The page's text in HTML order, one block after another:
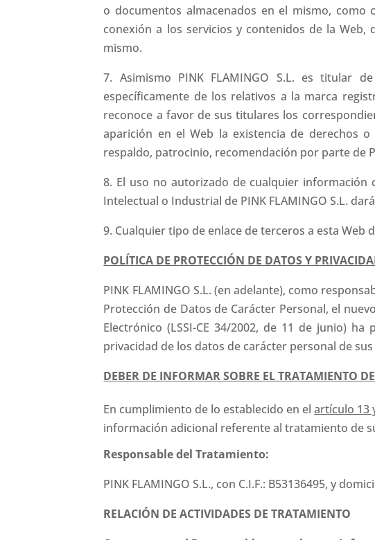
o documentos almacenados en el mismo,
conexión a los servicios y contenidos de la
mismo.
7. Asimismo PINK FLAMINGO S.L. es titular
específicamente de los relativos a la marca
reconoce a favor de sus titulares los
aparición en el Web la existencia de derechos
respaldo, patrocinio, recomendación por parte de
8. El uso no autorizado de cualquier información
Intelectual o Industrial de PINK FLAMINGO S.L.
9. Cualquier tipo de enlace de terceros a esta
POLÍTICA DE PROTECCIÓN DE DATOS Y
PINK FLAMINGO S.L. (en adelante), como
Protección de Datos de Carácter Personal, el
Electrónico (LSSI-CE 34/2002, de 11 de junio)
privacidad de los datos de carácter personal de sus
DEBER DE INFORMAR SOBRE EL TRATAMIENTO
En cumplimiento de lo establecido en elartículo 13
información adicional referente al tratamiento de
Responsable del Tratamiento:
PINK FLAMINGO S.L., con C.I.F.: B53136495, y
RELACIÓN DE ACTIVIDADES DE TRATAMIENTO